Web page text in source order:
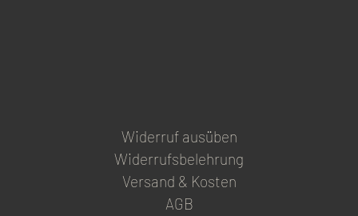
Widerruf ausüben
Widerrufsbelehrung
Versand & Kosten
AGB